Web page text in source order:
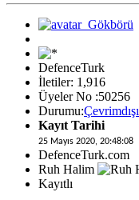
DefenceTurk
İletiler: 1,916
Üyeler No :50256
Durumu:Çevrimdışı
Kayıt Tarihi
25 Mayıs 2020, 20:48:08
DefenceTurk.com
Ruh Halim
Kayıtlı